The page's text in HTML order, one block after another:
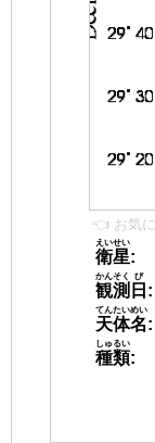
👈 お気
衛星
えいせい
:
観測
かんそく
日
び
:
天体名
てんたいめい
:
種類
しゅるい
: